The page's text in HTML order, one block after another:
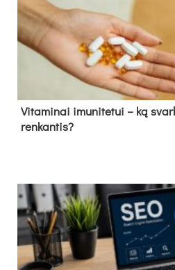
Vitaminai imunitetui – ką
renkantis?